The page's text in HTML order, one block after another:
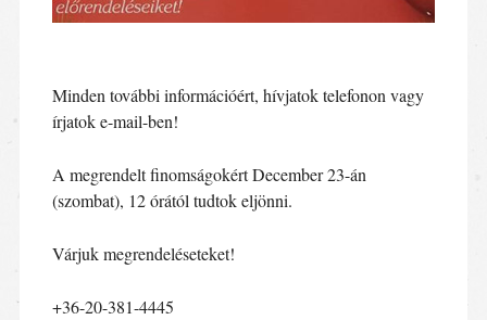
Minden további információért, hívjatok telefonon vagy
írjatok e-mail-ben!
A megrendelt finomságokért December 23-án
(szombat), 12 órától tudtok eljönni.
Várjuk megrendeléseteket!
+36-20-381-4445